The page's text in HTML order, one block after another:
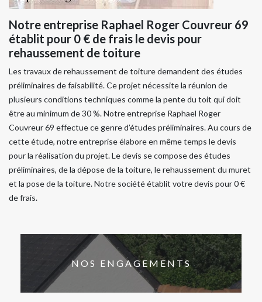
Notre entreprise Raphael Roger Couvreur 69
établit pour 0 € de frais le devis pour
rehaussement de toiture
Les travaux de rehaussement de toiture demandent des études
préliminaires de faisabilité. Ce projet nécessite la réunion de
plusieurs conditions techniques comme la pente du toit qui doit
être au minimum de 30 %. Notre entreprise Raphael Roger
Couvreur 69 effectue ce genre d’études préliminaires. Au cours de
cette étude, notre entreprise élabore en même temps le devis
pour la réalisation du projet. Le devis se compose des études
préliminaires, de la dépose de la toiture, le rehaussement du muret
et la pose de la toiture. Notre société établit votre devis pour 0 €
de frais.
NOS ENGAGEMENTS